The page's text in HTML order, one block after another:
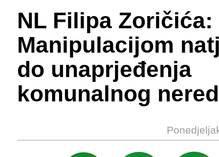
NL Filipa Zoričića:
Manipulacijom
do unaprjeđenja
komunalnog